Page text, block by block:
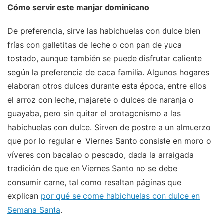
Cómo servir este manjar dominicano
De preferencia, sirve las habichuelas con dulce bien
frías con galletitas de leche o con pan de yuca
tostado, aunque también se puede disfrutar caliente
según la preferencia de cada familia. Algunos hogares
elaboran otros dulces durante esta época, entre ellos
el arroz con leche, majarete o dulces de naranja o
guayaba, pero sin quitar el protagonismo a las
habichuelas con dulce. Sirven de postre a un almuerzo
que por lo regular el Viernes Santo consiste en moro o
víveres con bacalao o pescado, dada la arraigada
tradición de que en Viernes Santo no se debe
consumir carne, tal como resaltan páginas que
explican por qué se come habichuelas con dulce en
Semana Santa.